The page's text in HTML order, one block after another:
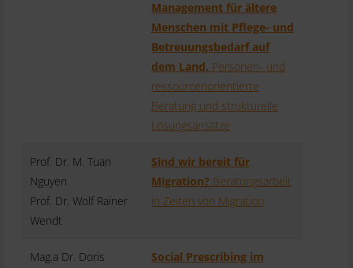
Management für ältere
Menschen mit Pflege- und
Betreuungsbedarf auf
dem Land. Personen- und
ressourcenorientierte
Beratung und strukturelle
Lösungsansätze
Prof. Dr. M. Tuan
Nguyen
Prof. Dr. Wolf Rainer
Wendt
Sind wir bereit für
Migration? Beratungsarbeit
in Zeiten von Migration
Mag.a Dr. Doris
Social Prescribing im